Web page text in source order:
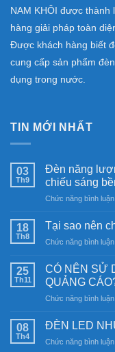
NAM KHÔI được thành
hàng giải pháp toàn
Được khách hàng biết
cung cấp sản phẩm
dụng trong nước.
TIN MỚI NHẤT
03
Th9
Đèn năng
chiếu sáng
Chức năng bình
18
Th8
Tại sao nên
Chức năng bình
25
Th11
CÓ NÊN SỬ
QUẢNG
Chức năng bình
08
Th4
ĐÈN LED
Chức năng bình